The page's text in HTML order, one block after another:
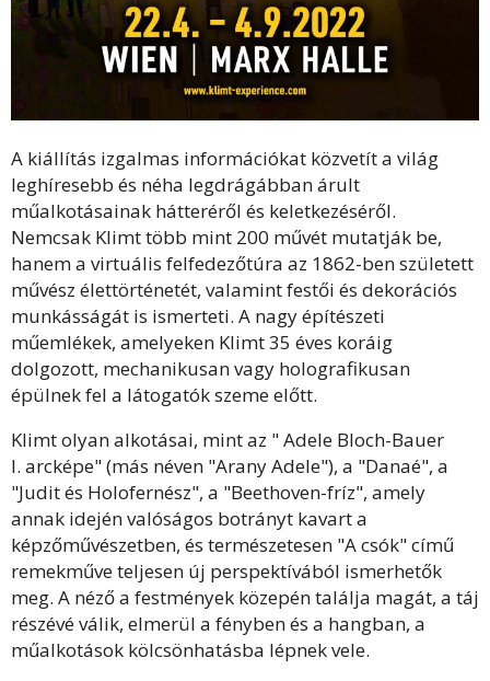
A kiállítás izgalmas információkat közvetít a világ
leghíresebb és néha legdrágábban árult
műalkotásainak hátteréről és keletkezéséről.
Nemcsak Klimt több mint 200 művét mutatják be,
hanem a virtuális felfedezőtúra az 1862-ben született
művész élettörténetét, valamint festői és dekorációs
munkásságát is ismerteti. A nagy építészeti
műemlékek, amelyeken Klimt 35 éves koráig
dolgozott, mechanikusan vagy holografikusan
épülnek fel a látogatók szeme előtt.
Klimt olyan alkotásai, mint az " Adele Bloch-Bauer
I. arcképe" (más néven "Arany Adele"), a "Danaé", a
"Judit és Holofernész", a "Beethoven-fríz", amely
annak idején valóságos botrányt kavart a
képzőművészetben, és természetesen "A csók" című
remekműve teljesen új perspektívából ismerhetők
meg. A néző a festmények közepén találja magát, a táj
részévé válik, elmerül a fényben és a hangban, a
műalkotások kölcsönhatásba lépnek vele.